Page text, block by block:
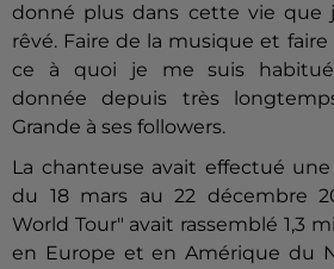
donné plus dans cette vie que
rêvé. Faire de la musique et
ce à quoi je me suis
donnée depuis très
Grande à ses followers.
La chanteuse avait effectué
du 18 mars au 22 décembre
World Tour" avait rassemblé 1,3
en Europe et en Amérique du